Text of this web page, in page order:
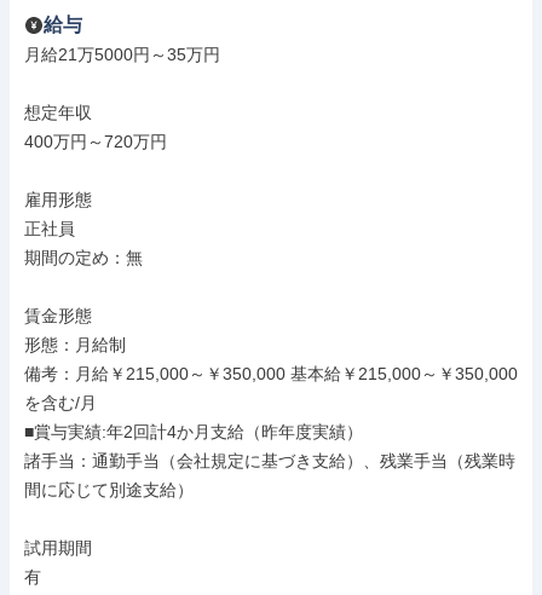
給与
月給21万5000円～35万円
想定年収
400万円～720万円
雇用形態
正社員
期間の定め：無
賃金形態
形態：月給制
備考：月給￥215,000～￥350,000 基本給￥215,000～￥350,000
を含む/月
■賞与実績:年2回計4か月支給（昨年度実績）
諸手当：通勤手当（会社規定に基づき支給）、残業手当（残業時
間に応じて別途支給）
試用期間
有